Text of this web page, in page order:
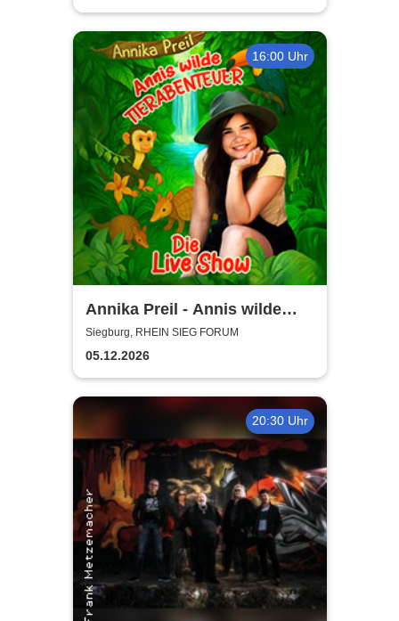
16:00 Uhr
Annika Preil - Annis wilde
Tierabenteuer
Siegburg, RHEIN SIEG FORUM
05.12.2026
20:30 Uhr